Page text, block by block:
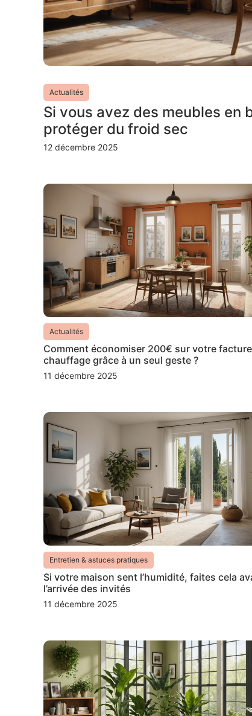
Actualités
Si vous avez des meubles en
protéger du froid sec
12 décembre 2025
Actualités
Comment économiser 200€ sur votre
chauffage grâce à un seul geste ?
11 décembre 2025
Entretien & astuces pratiques
Si votre maison sent l’humidité, faites cela
l’arrivée des invités
11 décembre 2025